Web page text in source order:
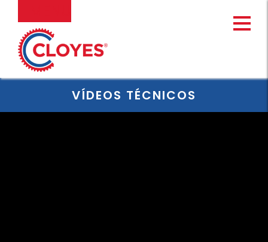
contenido
VÍDEOS TÉCNICOS